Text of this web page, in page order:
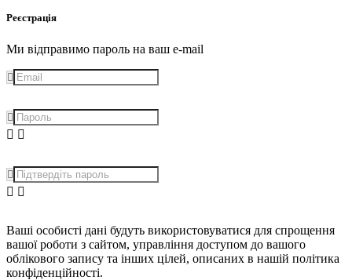
Реєстрація
Ми відправимо пароль на ваш e-mail
Ваші особисті дані будуть використовуватися для спрощення
вашої роботи з сайтом, управління доступом до вашого
облікового запису та інших цілей, описаних в нашій політика
конфіденційності.